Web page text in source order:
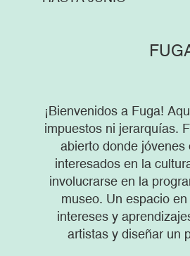
¡Bienvenidos a Fuga!
impuestos ni jerarquías.
abierto donde jóvenes
interesados en la
involucrarse en la
museo. Un espacio
intereses y
artistas y diseñar un